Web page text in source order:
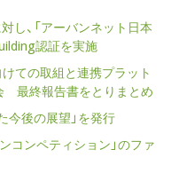
し、「アーバンネット日本
認証を実施
ての取組と連携プラット
最終報告書をとりまとめ
今後の展望」を発行
コンペティション」のファ